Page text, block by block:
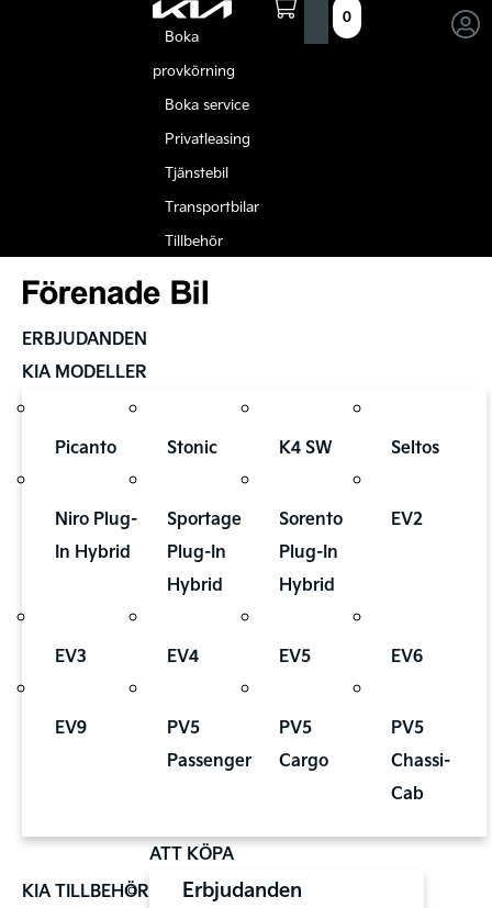
Boka
provkörning
Boka service
Privatleasing
Tjänstebil
Transportbilar
Tillbehör
0
ERBJUDANDEN
KIA MODELLER
Picanto Stonic K4 SW Seltos
Niro Plug-
In Hybrid
Sportage
Plug-In
Hybrid
Sorento
Plug-In
Hybrid
EV2
EV3 EV4 EV5 EV6
EV9
PV5
Passenger
PV5
Cargo
PV5
Chassi-
Cab
KIA TILLBEHÖR
ATT KÖPA
Erbjudanden